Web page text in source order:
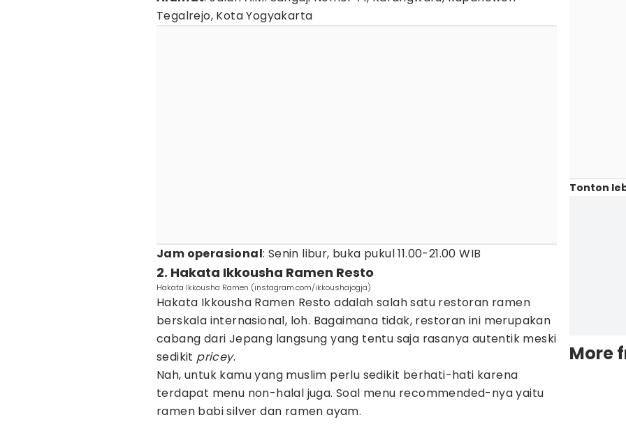
Tegalrejo, Kota Yogyakarta
Jam operasional: Senin libur, buka pukul 11.00-21.00 WIB
2. Hakata Ikkousha Ramen Resto
Hakata Ikkousha Ramen (instagram.com/ikkoushajogja)
Hakata Ikkousha Ramen Resto adalah salah satu restoran ramen
berskala internasional, loh. Bagaimana tidak, restoran ini merupakan
cabang dari Jepang langsung yang tentu saja rasanya autentik meski
sedikit pricey.
Nah, untuk kamu yang muslim perlu sedikit berhati-hati karena
terdapat menu non-halal juga. Soal menu recommended-nya yaitu
ramen babi silver dan ramen ayam.
Tonton
More